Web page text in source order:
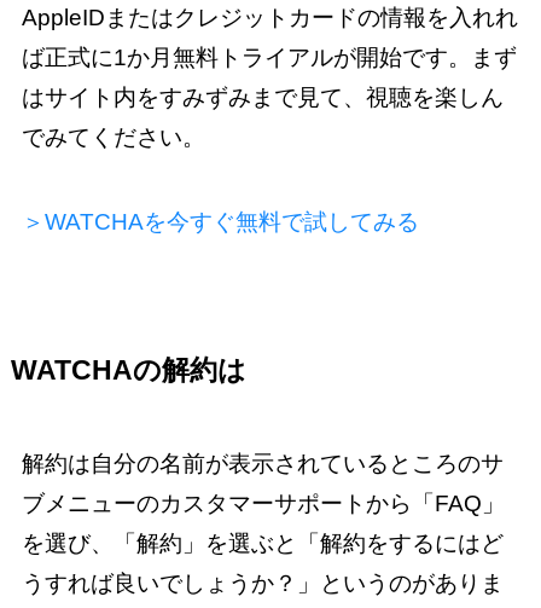
AppleIDまたはクレジットカードの情報を入れれ
ば正式に1か月無料トライアルが開始です。まず
はサイト内をすみずみまで見て、視聴を楽しん
でみてください。
＞WATCHAを今すぐ無料で試してみる
WATCHAの解約は
解約は自分の名前が表示されているところのサ
ブメニューのカスタマーサポートから「FAQ」
を選び、「解約」を選ぶと「解約をするにはど
うすれば良いでしょうか？」というのがありま